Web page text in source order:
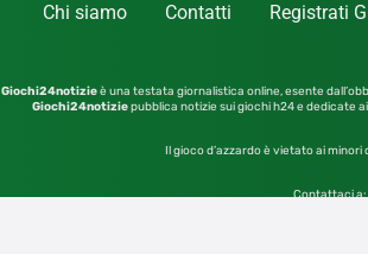
Chi siamo Contatti Registrati
Giochi24notizieè una testata giornalistica online, esente
Giochi24notiziepubblica notizie sui giochi h24 e dedicate
Il gioco d’azzardo è vietato ai
Contattaci a: